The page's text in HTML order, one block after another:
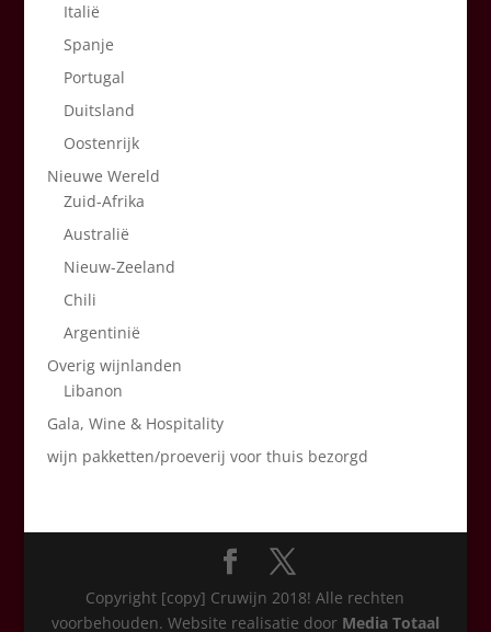
Italië
Spanje
Portugal
Duitsland
Oostenrijk
Nieuwe Wereld
Zuid-Afrika
Australië
Nieuw-Zeeland
Chili
Argentinië
Overig wijnlanden
Libanon
Gala, Wine & Hospitality
wijn pakketten/proeverij voor thuis bezorgd
Copyright [copy] Cruwijn 2018! Alle rechten
voorbehouden. Website realisatie door Media Totaal